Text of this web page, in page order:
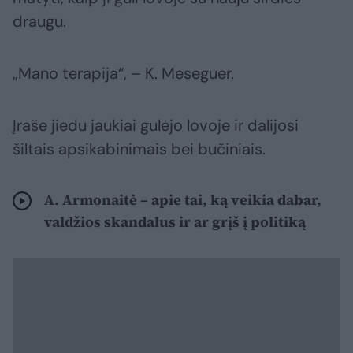
draugu.
„Mano terapija“, – K. Meseguer.
Įraše jiedu jaukiai gulėjo lovoje ir dalijosi
šiltais apsikabinimais bei bučiniais.
A. Armonaitė – apie tai, ką veikia dabar,
valdžios skandalus ir ar grįš į politiką